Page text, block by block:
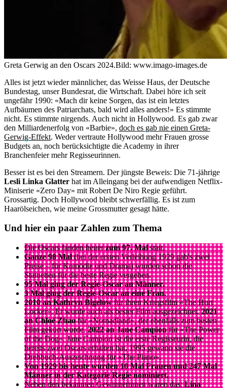
Greta Gerwig an den Oscars 2024.Bild: www.imago-images.de
Alles ist jetzt wieder männlicher, das Weisse Haus, der Deutsche
Bundestag, unser Bundesrat, die Wirtschaft. Dabei höre ich seit
ungefähr 1990: «Mach dir keine Sorgen, das ist ein letztes
Aufbäumen des Patriarchats, bald wird alles anders!» Es stimmte
nicht. Es stimmte nirgends. Auch nicht in Hollywood. Es gab zwar
den Milliardenerfolg von «Barbie», doch es gab nie einen Greta-
Gerwig-Effekt. Weder vertraute Hollywood mehr Frauen grosse
Budgets an, noch berücksichtigte die Academy in ihrer
Branchenfeier mehr Regisseurinnen.
Besser ist es bei den Streamern. Der jüngste Beweis: Die 71-jährige
Lesli Linka Glatter hat im Alleingang bei der aufwendigen Netflix-
Miniserie «Zero Day» mit Robert De Niro Regie geführt.
Grossartig. Doch Hollywood bleibt schwerfällig. Es ist zum
Haarölseichen, wie meine Grossmutter gesagt hätte.
Und hier ein paar Zahlen zum Thema
Die Oscars fanden heuerzum 97. Malstatt.
Ganze 98 Mal(bei der ersten Verleihung 1929 gab's zwei
Preise – für Komödie und Drama) wurden schon die
Statuetten für die beste Regie vergeben.
95 Mal ging der Regie-Oscar an Männer.
3 Mal ging der Regie-Oscar an eine Frau.
2010 an Kathryn Bigelowfür ihren Kriegsfilm «The Hurt
Locker». Er wurde auch als bester Film ausgezeichnet.2021
an Chloé Zhaofür «Nomadland», der ebenfalls zum besten
Film gekürt wurde.2022 an Jane Campionfür «The Power
of the Dog». Jane Campion ist die erste Regisseurin, die
bereits zwei Oscars erhalten hat, 1995 gewann sie die
Drehbuch-Auszeichnung für «The Piano».
Von 1929 bis heute wurden 10 Mal Frauen und 247 Mal
Männer in der Kategorie Regie nominiert.
Neben den bekannten Gewinnerinnen waren das:Lina